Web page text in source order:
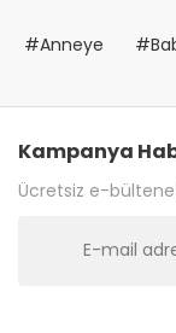
#Anneye
Kampanya
Ücretsiz e-